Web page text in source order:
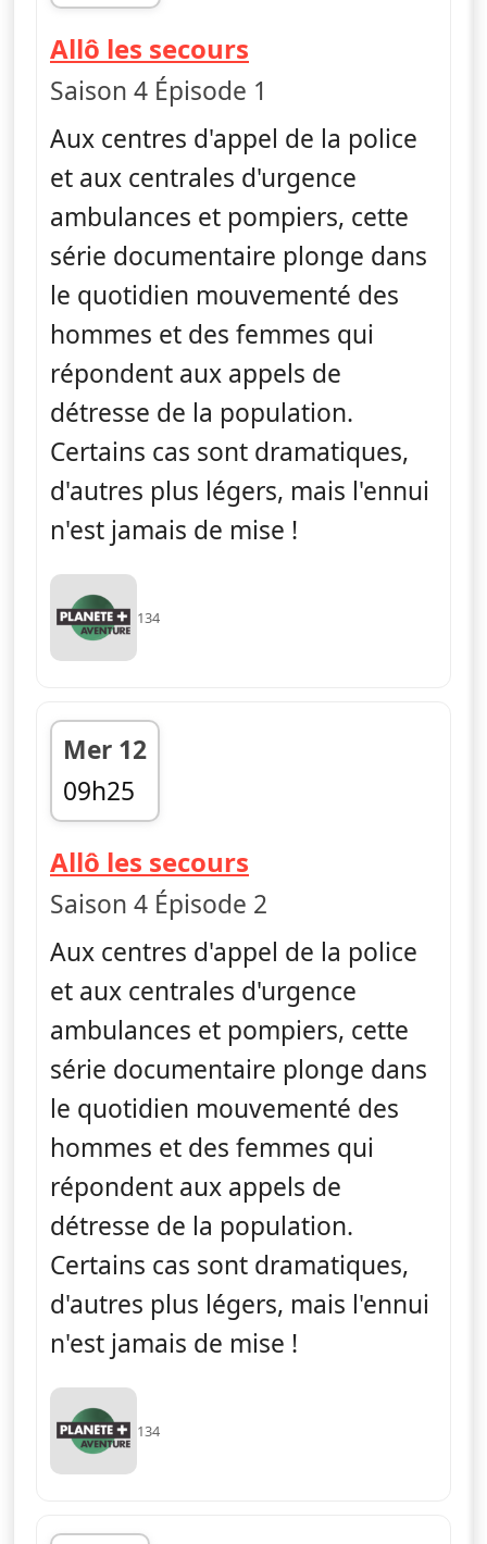
fin 09h42
Allô les secours
Saison 4 Épisode 1
Aux centres d'appel de la police
et aux centrales d'urgence
ambulances et pompiers, cette
série documentaire plonge dans
le quotidien mouvementé des
hommes et des femmes qui
répondent aux appels de
détresse de la population.
Certains cas sont dramatiques,
d'autres plus légers, mais l'ennui
n'est jamais de mise !
134
Mer 12
09h25
fin 10h10
Allô les secours
Saison 4 Épisode 2
Aux centres d'appel de la police
et aux centrales d'urgence
ambulances et pompiers, cette
série documentaire plonge dans
le quotidien mouvementé des
hommes et des femmes qui
répondent aux appels de
détresse de la population.
Certains cas sont dramatiques,
d'autres plus légers, mais l'ennui
n'est jamais de mise !
134